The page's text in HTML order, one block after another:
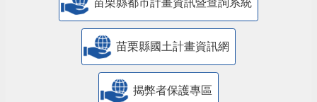
苗栗縣都市計畫資訊暨查詢系統
苗栗縣國土計畫資訊網
揭弊者保護專區